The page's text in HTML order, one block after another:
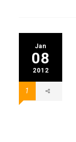
Jan
08
2012
1